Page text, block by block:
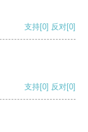
支持[0] 反对[0]
支持[0] 反对[0]